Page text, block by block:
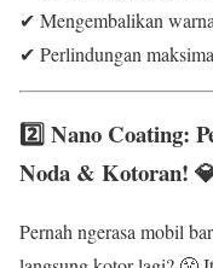
✔ Mengembalikan
✔ Perlindungan
2️⃣ Nano Coating:
Noda & Kotoran!
Pernah ngerasa mobil